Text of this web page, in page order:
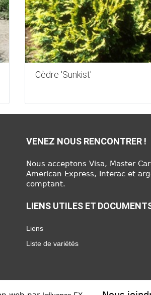
Cèdre 'Sunkist'
VENEZ NOUS RENCONTRER !
Nous acceptons Visa, Master
American Express, Interac et
comptant.
LIENS UTILES ET
Liens
Liste de variétés